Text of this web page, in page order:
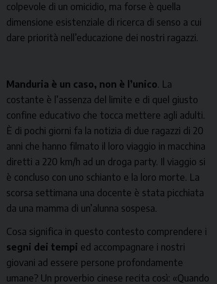
colpevole di un omicidio, ma forse è quella
dimensione esistenziale di ricerca di senso a cui
dare priorità nell’educazione dei nostri ragazzi.
Manduria è un caso, non è l’unico. La
costante è l’assenza del limite e di quel giusto
confine educativo che tocca mettere agli adulti.
È di pochi giorni fa la notizia di due ragazzi di 20
anni che hanno filmato il loro viaggio in macchina
diretti a 220 km/h ad un droga party. Il viaggio si
è concluso con uno schianto e la loro morte. La
scorsa settimana una docente è stata picchiata
da una mamma di un’alunna sospesa.
Cosa significa in questo contesto comprendere i
segni dei tempi ed accompagnare i nostri
giovani ad essere persone profondamente
umane? Un proverbio cinese recita così: «Quando